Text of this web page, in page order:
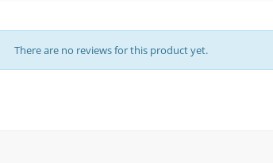
There are no reviews for this product yet.